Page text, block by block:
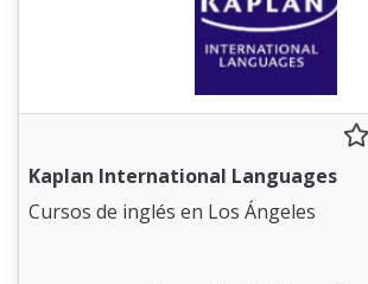
Kaplan International Languages
Cursos de inglés en Los Ángeles